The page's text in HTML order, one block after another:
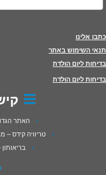
כתבו אלינו
תנאי השימוש באתר
בדיחות ליום הולדת
בדיחות ליום הולדת
האתר
טריוויה קידס –